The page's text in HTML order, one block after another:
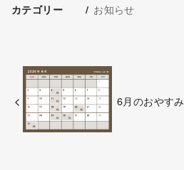
カテゴリー お知らせ
6月のおやすみ